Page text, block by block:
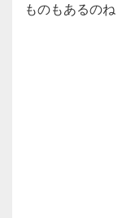
ものもあるのね